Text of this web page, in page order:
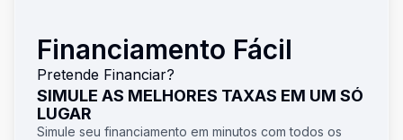
Financiamento Fácil
Pretende Financiar?
SIMULE AS MELHORES TAXAS EM UM SÓ
LUGAR
Simule seu financiamento em minutos com todos os